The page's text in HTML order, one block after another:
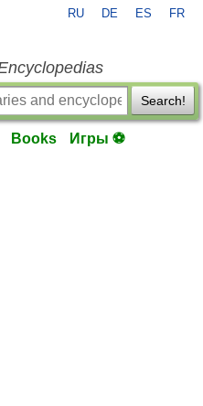
RU DE ES FR
Search!
Books Игры ⚽